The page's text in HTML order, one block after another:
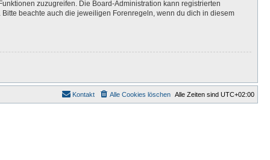
zuzugreifen. Die Board-Administration kann registrierten
beachte auch die jeweiligen Forenregeln, wenn du dich in diesem
Alle Zeiten sind UTC+02:00
Alle Cookies löschen
Kontakt